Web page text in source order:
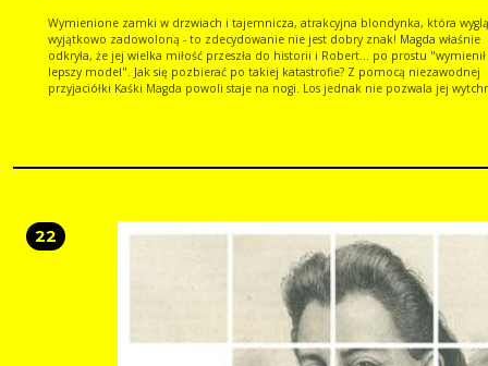
Wymienione zamki w drzwiach i tajemnicza, atrakcyjna blondynka, która
wyjątkowo zadowoloną - to zdecydowanie nie jest dobry znak! Magda właśnie
odkryła, że jej wielka miłość przeszła do historii i Robert... po prostu
lepszy model". Jak się pozbierać po takiej katastrofie? Z pomocą niezawodnej
przyjaciółki Kaśki Magda powoli staje na nogi. Los jednak nie pozwala jej
nie jest za późno, ale na samotność zawsze za wcześnie! Wydanie książki z
22